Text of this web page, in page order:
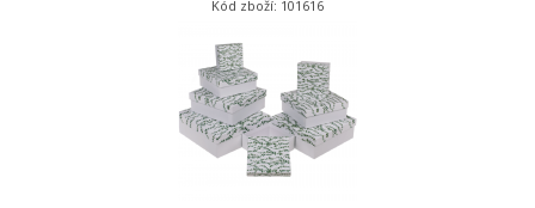
Kód zboží: 101616